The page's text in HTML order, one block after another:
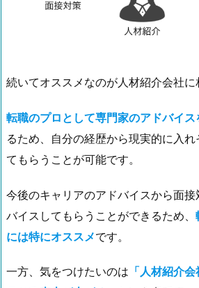
続いてオススメなのが人材紹介会社に
転職のプロとして専門家のアドバイス
るため、自分の経歴から現実的に入
てもらうことが可能です。
今後のキャリアのアドバイスから面
バイスしてもらうことができるため、
には特にオススメです。
一方、気をつけたいのは 「人材紹介